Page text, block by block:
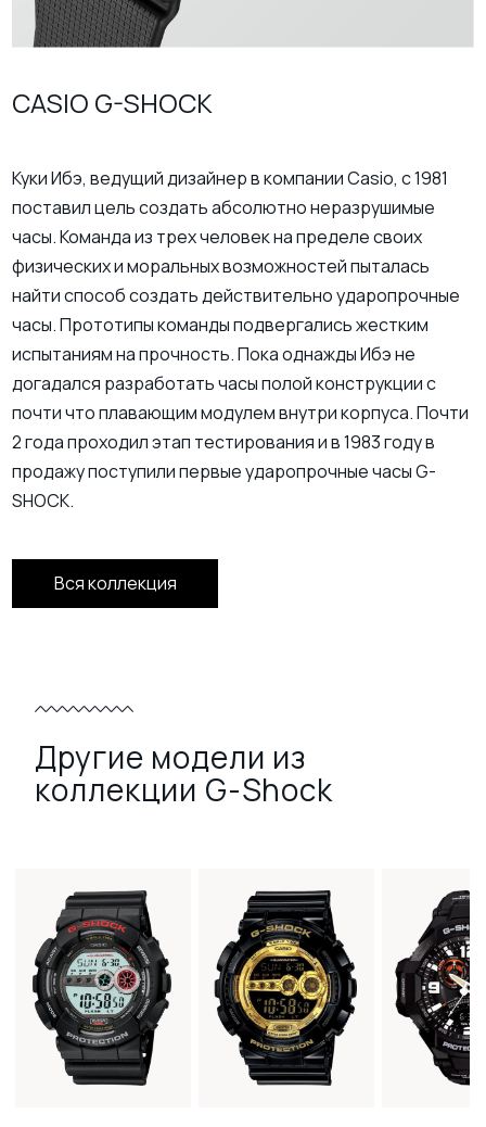
CASIO G-SHOCK
Куки Ибэ, ведущий дизайнер в компании Casio, с 1981
поставил цель создать абсолютно неразрушимые
часы. Команда из трех человек на пределе своих
физических и моральных возможностей пыталась
найти способ создать действительно ударопрочные
часы. Прототипы команды подвергались жестким
испытаниям на прочность. Пока однажды Ибэ не
догадался разработать часы полой конструкции с
почти что плавающим модулем внутри корпуса. Почти
2 года проходил этап тестирования и в 1983 году в
продажу поступили первые ударопрочные часы G-
SHOCK.
Вся коллекция
Другие модели из
коллекции G-Shock